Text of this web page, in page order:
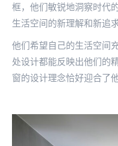
框，他们敏锐地洞察时代
生活空间的新理解和新追求
他们希望自己的生活空间
处设计都能反映出他们的
窗的设计理念恰好迎合了